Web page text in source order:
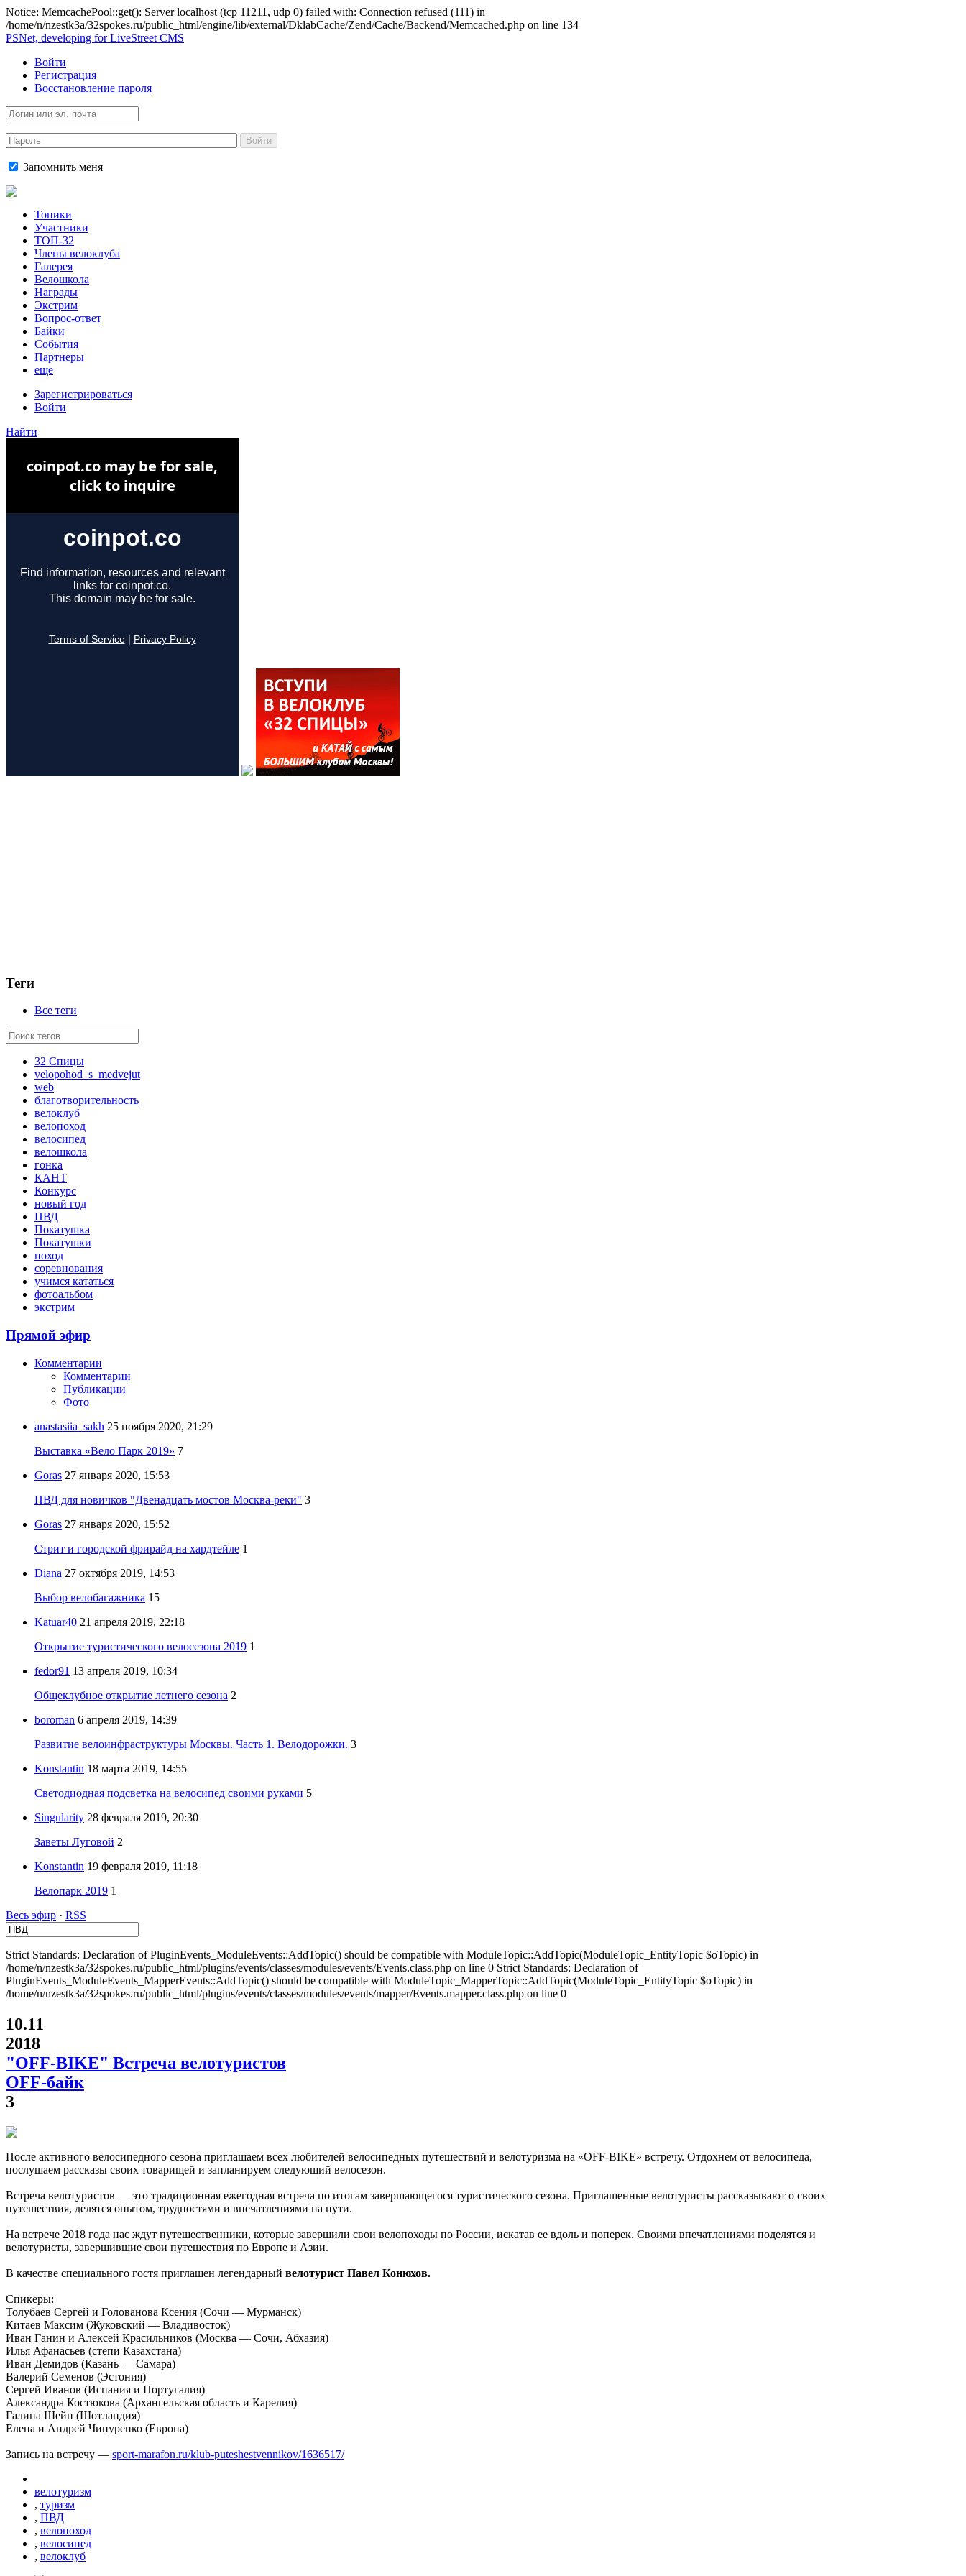
Notice: MemcachePool::get(): Server localhost (tcp 11211, udp 0) failed with: Connection refused (111) in
/home/n/nzestk3a/32spokes.ru/public_html/engine/lib/external/DklabCache/Zend/Cache/Backend/Memcached.php on line 134
PSNet, developing for LiveStreet CMS
Войти
Регистрация
Восстановление пароля
Войти
Запомнить меня
Топики
Участники
ТОП-32
Члены велоклуба
Галерея
Велошкола
Награды
Экстрим
Вопрос-ответ
Байки
События
Партнеры
еще
Зарегистрироваться
Войти
Найти
Теги
Все теги
32 Спицы
velopohod_s_medvejut
web
благотворительность
велоклуб
велопоход
велосипед
велошкола
гонка
КАНТ
Конкурс
новый год
ПВД
Покатушка
Покатушки
поход
соревнования
учимся кататься
фотоальбом
экстрим
Прямой эфир
Комментарии
Комментарии
Публикации
Фото
anastasiia_sakh 25 ноября 2020, 21:29
Выставка «Вело Парк 2019» 7
Goras 27 января 2020, 15:53
ПВД для новичков "Двенадцать мостов Москва-реки" 3
Goras 27 января 2020, 15:52
Стрит и городской фрирайд на хардтейле 1
Diana 27 октября 2019, 14:53
Выбор велобагажника 15
Katuar40 21 апреля 2019, 22:18
Открытие туристического велосезона 2019 1
fedor91 13 апреля 2019, 10:34
Общеклубное открытие летнего сезона 2
boroman 6 апреля 2019, 14:39
Развитие велоинфраструктуры Москвы. Часть 1. Велодорожки. 3
Konstantin 18 марта 2019, 14:55
Светодиодная подсветка на велосипед своими руками 5
Singularity 28 февраля 2019, 20:30
Заветы Луговой 2
Konstantin 19 февраля 2019, 11:18
Велопарк 2019 1
Весь эфир · RSS
Strict Standards: Declaration of PluginEvents_ModuleEvents::AddTopic() should be compatible with ModuleTopic::AddTopic(ModuleTopic_EntityTopic $oTopic) in
/home/n/nzestk3a/32spokes.ru/public_html/plugins/events/classes/modules/events/Events.class.php on line 0 Strict Standards: Declaration of
PluginEvents_ModuleEvents_MapperEvents::AddTopic() should be compatible with ModuleTopic_MapperTopic::AddTopic(ModuleTopic_EntityTopic $oTopic) in
/home/n/nzestk3a/32spokes.ru/public_html/plugins/events/classes/modules/events/mapper/Events.mapper.class.php on line 0
10.11
2018
"OFF-BIKE" Встреча велотуристов
OFF-байк
3
После активного велосипедного сезона приглашаем всех любителей велосипедных путешествий и велотуризма на «OFF-BIKE» встречу. Отдохнем от велосипеда,
послушаем рассказы своих товарищей и запланируем следующий велосезон.
Встреча велотуристов — это традиционная ежегодная встреча по итогам завершающегося туристического сезона. Приглашенные велотуристы рассказывают о своих
путешествия, делятся опытом, трудностями и впечатлениями на пути.
На встрече 2018 года нас ждут путешественники, которые завершили свои велопоходы по России, искатав ее вдоль и поперек. Своими впечатлениями поделятся и
велотуристы, завершившие свои путешествия по Европе и Азии.
В качестве специального гостя приглашен легендарный велотурист Павел Конюхов.
Спикеры:
Толубаев Сергей и Голованова Ксения (Сочи — Мурманск)
Китаев Максим (Жуковский — Владивосток)
Иван Ганин и Алексей Красильников (Москва — Сочи, Абхазия)
Илья Афанасьев (степи Казахстана)
Иван Демидов (Казань — Самара)
Валерий Семенов (Эстония)
Сергей Иванов (Испания и Португалия)
Александра Костюкова (Архангельская область и Карелия)
Галина Шейн (Шотландия)
Елена и Андрей Чипуренко (Европа)
Запись на встречу — sport-marafon.ru/klub-puteshestvennikov/1636517/
велотуризм
, туризм
, ПВД
, велопоход
, велосипед
, велоклуб